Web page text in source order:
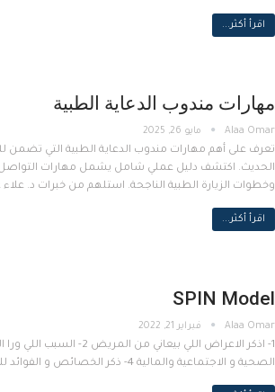
اقرأ أكثر...
مهارات مندوب الدعاية الطبية
مايو 26, 2025
تعرف على أهم مهارات مندوب الدعاية الطبية التي تضمن
الحديث. اكتشف دليل عملي شامل يشمل مهارات التواصل،
وخطوات الزيارة الطبية الناجحة. استلهم من خبرات د.
اقرأ أكثر...
SPIN Model
فبراير 21, 2022
الصحية و الاجتماعية والمالية 4- ذكر الخصائص و الفوائد للدوا بتاعك